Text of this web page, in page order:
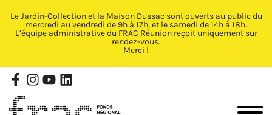
Fermer X
Le Jardin-Collection et la Maison Dussac sont ouverts au public du
mercredi au vendredi de 9h à 17h, et le samedi de 14h à 18h.
L’équipe administrative du FRAC Réunion reçoit uniquement sur
rendez-vous.
Merci !